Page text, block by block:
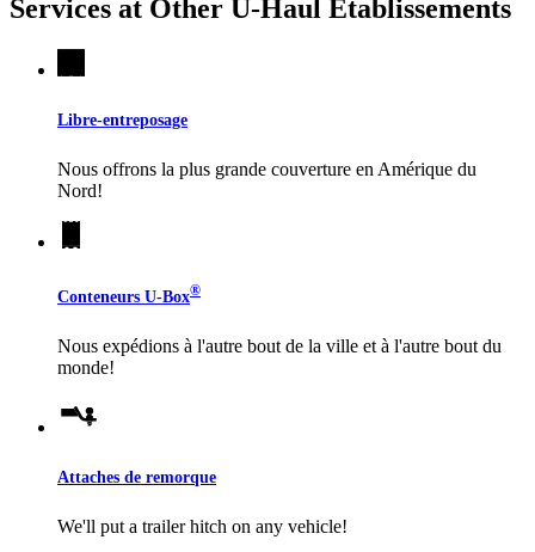
Services at Other U-Haul Établissements
Libre-entreposage
Nous offrons la plus grande couverture en Amérique du
Nord!
Conteneurs U-Box®
Nous expédions à l'autre bout de la ville et à l'autre bout du
monde!
Attaches de remorque
We'll put a trailer hitch on any vehicle!